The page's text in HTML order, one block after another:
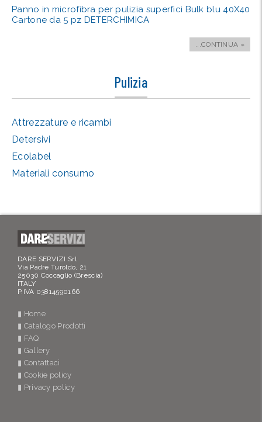
Panno in microfibra per pulizia superfici Bulk blu 40X40
Cartone da 5 pz DETERCHIMICA
...CONTINUA »
Pulizia
Attrezzature e ricambi
Detersivi
Ecolabel
Materiali consumo
DARE SERVIZI Srl
Via Padre Turoldo, 21
25030 Coccaglio (Brescia)
ITALY
P.IVA 03814590166
▮ Home
▮ Catalogo Prodotti
▮ FAQ
▮ Gallery
▮ Contattaci
▮ Cookie policy
▮ Privacy policy